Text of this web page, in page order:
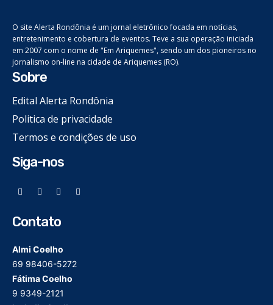
O site Alerta Rondônia é um jornal eletrônico focada em notícias,
entretenimento e cobertura de eventos. Teve a sua operação iniciada
em 2007 com o nome de "Em Ariquemes", sendo um dos pioneiros no
jornalismo on-line na cidade de Ariquemes (RO).
Sobre
Edital Alerta Rondônia
Politica de privacidade
Termos e condições de uso
Siga-nos
Contato
Almi Coelho
69 98406-5272
Fátima Coelho
9 9349-2121